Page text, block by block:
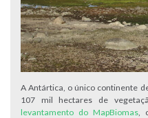
A Antártica, o único continente
107 mil hectares de
levantamento do MapBiomas,